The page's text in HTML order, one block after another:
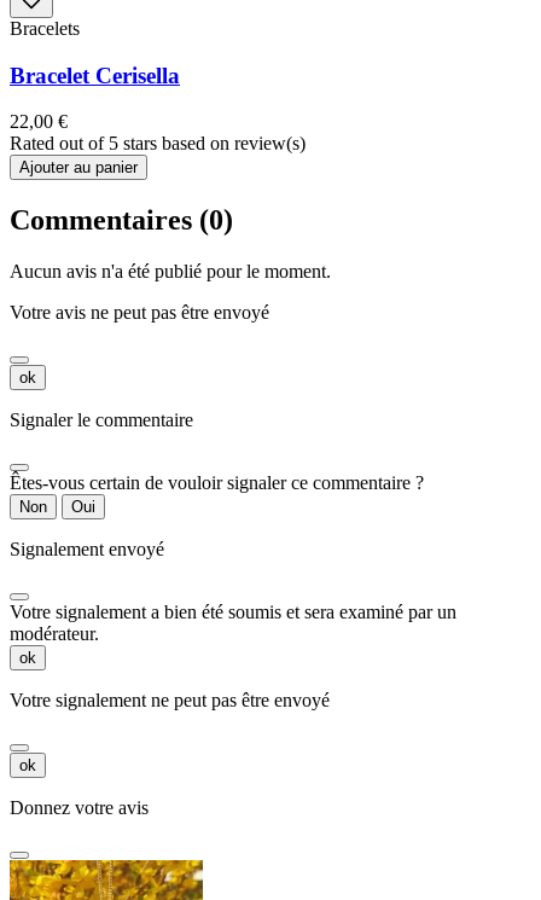
Bracelets
Bracelet Cerisella
22,00 €
Rated out of 5 stars based on review(s)
Ajouter au panier
Commentaires (0)
Aucun avis n'a été publié pour le moment.
Votre avis ne peut pas être envoyé
ok
Signaler le commentaire
Êtes-vous certain de vouloir signaler ce commentaire ?
Non Oui
Signalement envoyé
Votre signalement a bien été soumis et sera examiné par un
modérateur.
ok
Votre signalement ne peut pas être envoyé
ok
Donnez votre avis